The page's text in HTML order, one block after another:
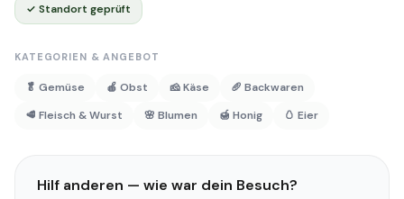
✓ Standort geprüft
KATEGORIEN & ANGEBOT
🥬 Gemüse 🍎 Obst 🧀 Käse
🥖 Backwaren
🥩 Fleisch & Wurst
🌸 Blumen 🍯 Honig 🥚 Eier
Hilf anderen — wie war dein Besuch?